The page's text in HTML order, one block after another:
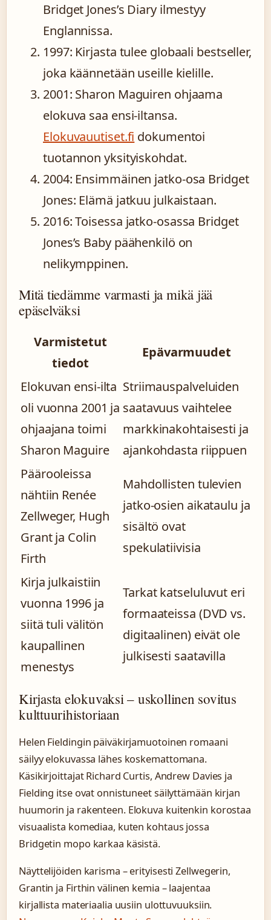
Bridget Jones’s Diary ilmestyy
Englannissa.
1997: Kirjasta tulee globaali bestseller,
joka käännetään useille kielille.
2001: Sharon Maguiren ohjaama
elokuva saa ensi-iltansa.
Elokuvauutiset.fi dokumentoi
tuotannon yksityiskohdat.
2004: Ensimmäinen jatko-osa Bridget
Jones: Elämä jatkuu julkaistaan.
2016: Toisessa jatko-osassa Bridget
Jones’s Baby päähenkilö on
nelikymppinen.
Mitä tiedämme varmasti ja mikä jää
epäselväksi
Varmistetut
tiedot
Epävarmuudet
Elokuvan ensi-ilta
oli vuonna 2001 ja
ohjaajana toimi
Sharon Maguire
Striimauspalveluiden
saatavuus vaihtelee
markkinakohtaisesti ja
ajankohdasta riippuen
Päärooleissa
nähtiin Renée
Zellweger, Hugh
Grant ja Colin
Firth
Mahdollisten tulevien
jatko-osien aikataulu ja
sisältö ovat
spekulatiivisia
Kirja julkaistiin
vuonna 1996 ja
siitä tuli välitön
kaupallinen
menestys
Tarkat katseluluvut eri
formaateissa (DVD vs.
digitaalinen) eivät ole
julkisesti saatavilla
Kirjasta elokuvaksi – uskollinen sovitus
kulttuurihistoriaan
Helen Fieldingin päiväkirjamuotoinen romaani
säilyy elokuvassa lähes koskemattomana.
Käsikirjoittajat Richard Curtis, Andrew Davies ja
Fielding itse ovat onnistuneet säilyttämään kirjan
huumorin ja rakenteen. Elokuva kuitenkin korostaa
visuaalista komediaa, kuten kohtaus jossa
Bridgetin mopo karkaa käsistä.
Näyttelijöiden karisma – erityisesti Zellwegerin,
Grantin ja Firthin välinen kemia – laajentaa
kirjallista materiaalia uusiin ulottuvuuksiin.